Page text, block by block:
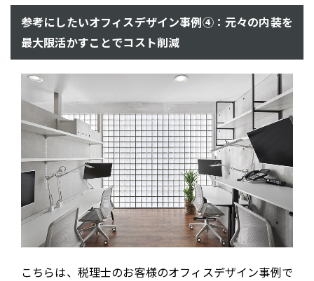
参考にしたいオフィスデザイン事例④：元々の内装を
最大限活かすことでコスト削減
こちらは、税理士のお客様のオフィスデザイン事例で